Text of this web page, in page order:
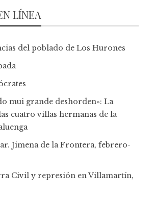
LÍNEA
del poblado de Los Hurones
mui grande deshorden»: La
cuatro villas hermanas de la
Jimena de la Frontera, febrero-
Civil y represión en Villamartín,